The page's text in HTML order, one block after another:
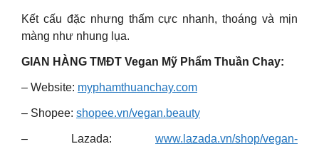
Kết cấu đặc nhưng thấm cực nhanh, thoáng và mịn
màng như nhung lụa.
GIAN HÀNG TMĐT Vegan Mỹ Phẩm Thuần Chay:
– Website: myphamthuanchay.com
– Shopee: shopee.vn/vegan.beauty
– Lazada: www.lazada.vn/shop/vegan-